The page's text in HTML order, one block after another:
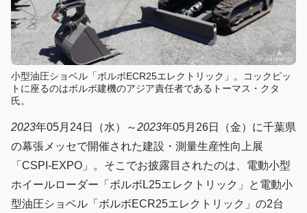
小型油圧ショベル「ボルボECR25エレクトリック」。コックピッ
トに座るのはボルボ建機のアジア責任者であるトーマス・クタ
氏。
2023年05月24日（水）～2023年05月26日（金）に千葉県
の幕張メッセで開催された建設・測量生産性向上展
「CSPI-EXPO」。そこでお披露目されたのは、電動小型
ホイールローダー「ボルボL25エレクトリック」と電動小
型油圧ショベル「ボルボECR25エレクトリック」の2台